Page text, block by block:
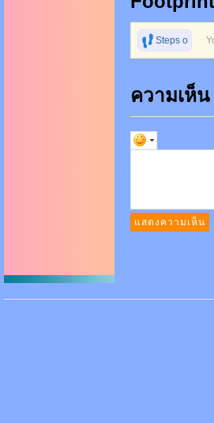
Steps o
ความเห็น